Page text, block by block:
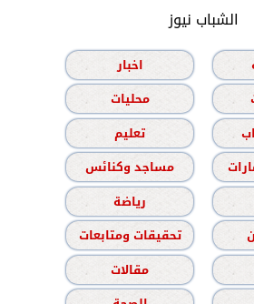
الشباب نيوز
اخبار
محليات
تعليم
مساجد وكنائس
رياضة
تحقيقات ومتابعات
مقالات